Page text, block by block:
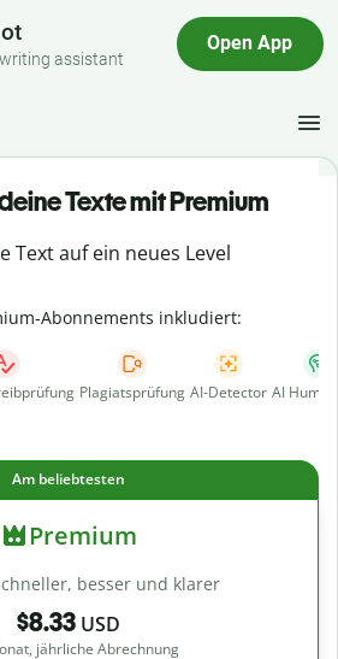
assistant
Open App
Texte mit Premium
Text auf ein neues Level
Abonnements inkludiert:
Plagiatsprüfung AI-Detector AI
Am beliebtesten
Premium
besser und klarer
$8.33 USD
jährliche Abrechnung